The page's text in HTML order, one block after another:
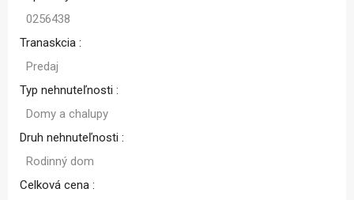
0256438
Tranaskcia :
Predaj
Typ nehnuteľnosti :
Domy a chalupy
Druh nehnuteľnosti :
Rodinný dom
Celková cena :